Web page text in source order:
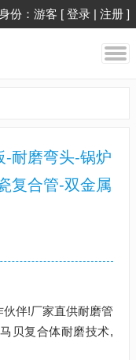
份：游客 [ 登录 | 注册 ]
-耐磨弯头-锅炉
复合管-双金属
伴!厂家直供耐磨管
贝复合体耐磨技术,